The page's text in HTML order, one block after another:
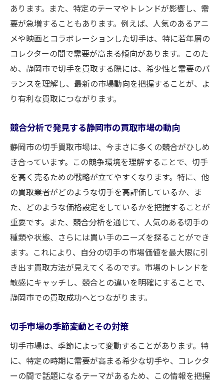
あります。また、特定のテーマやトレンドが影響し、需
要が急増することもあります。例えば、人気のあるアニ
メや映画とコラボレーションした切手は、特に若年層の
コレクターの間で需要が高まる傾向があります。このた
め、静岡市で切手を買取する際には、希少性と需要のバ
ランスを理解し、最新の市場動向を把握することが、よ
り有利な買取につながります。
競合分析で発見する静岡市の買取市場の動向
静岡市の切手買取市場は、今まさに多くの競合がひしめ
き合っています。この競争環境を理解することで、切手
を高く売るための戦略が立てやすくなります。特に、他
の買取業者がどのような切手を高評価しているか、ま
た、どのような価格設定をしているかを把握することが
重要です。また、競合分析を通じて、人気のある切手の
種類や状態、さらには買い手のニーズを探ることができ
ます。これにより、自分の切手の市場価値を最大限に引
き出す買取方法が見えてくるのです。市場のトレンドを
敏感にキャッチし、競合との違いを明確にすることで、
静岡市での買取成功へとつながります。
切手市場の季節変動とその対策
切手市場は、季節によって変動することがあります。特
に、特定の時期に需要が高まる希少な切手や、コレクタ
ーの間で話題になるテーマがあるため、この情報を把握